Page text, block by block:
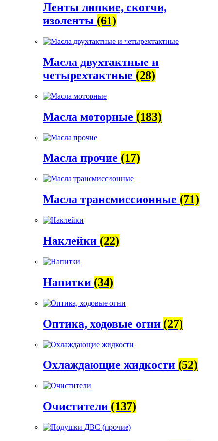
Ленты липкие, скотчи,
изоленты (61)
Масла двухтактные и
четырехтактные (28)
Масла моторные (183)
Масла прочие (17)
Масла трансмиссионные (71)
Наклейки (22)
Напитки (34)
Оптика, ходовые огни (27)
Охлаждающие жидкости (52)
Очистители (137)